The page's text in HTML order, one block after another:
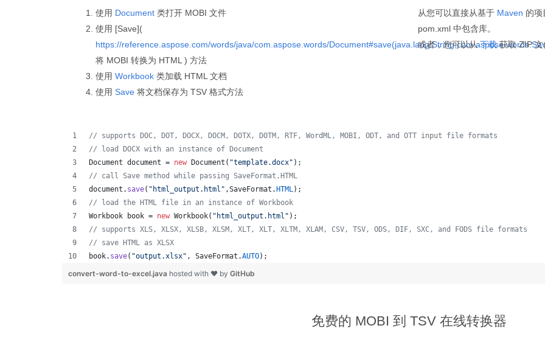
使用 Document 类打开 MOBI 文件
使用 [Save](
https://reference.aspose.com/words/java/com.aspose.words/
将 MOBI 转换为 HTML ) 方法
使用 Workbook 类加载 HTML 文档
使用 Save 将文档保存为 TSV 格式方法
从您可以直接从基于 Maven 的项
pom.xml 中包含库。
或者，您可以从下载获取 ZIP 文
// supports DOC, DOT, DOCX, DOCM, DOTX, DOTM, RTF, WordML, MOBI, ODT, and OTT input file formats
// load DOCX with an instance of Document
Document document = new Document ( "template.docx" );
// call Save method while passing SaveFormat.HTML
document . save( "html_output.html" ,SaveFormat . HTML);
// load the HTML file in an instance of Workbook
Workbook
book = new Workbook( "html_output.html" );
// supports XLS, XLSX, XLSB, XLSM, XLT, XLT, XLTM, XLAM, CSV, TSV, ODS, DIF, SXC, and FODS file formats
// save HTML as XLSX
book. save( "output.xlsx" , SaveFormat .AUTO);
convert-word-to-excel.java hosted with ❤ by GitHub
免费的 MOBI 到 TSV 在线转换器